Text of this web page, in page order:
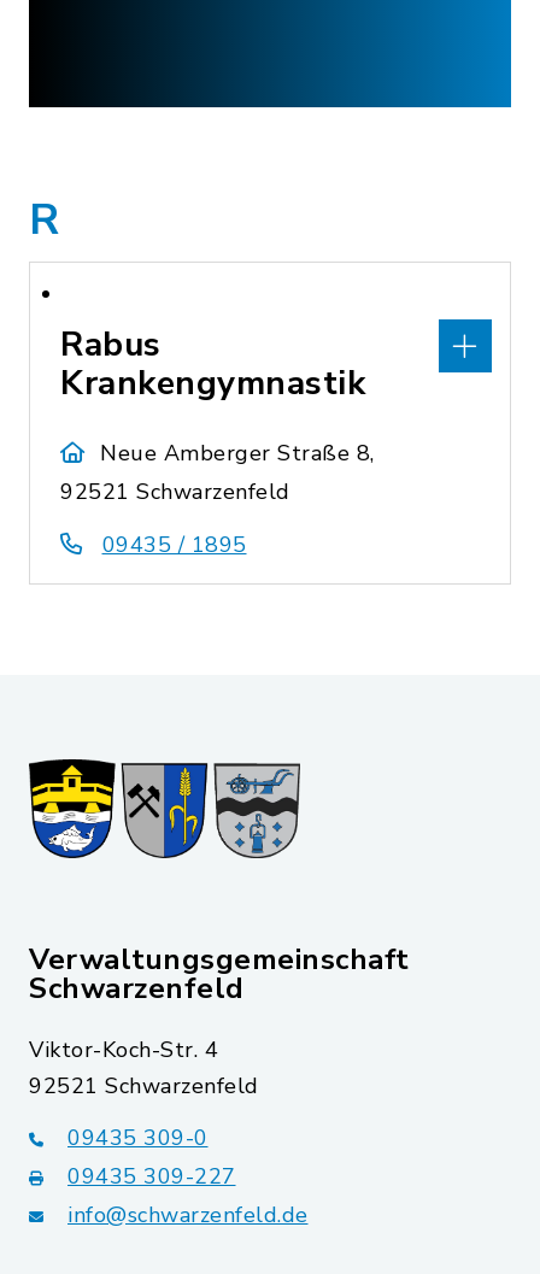
R
Rabus
Krankengymnastik
Neue Amberger Straße 8,
92521 Schwarzenfeld
09435 / 1895
Verwaltungsgemeinschaft
Schwarzenfeld
Viktor-Koch-Str. 4
92521 Schwarzenfeld
09435 309-0
09435 309-227
info@schwarzenfeld.de